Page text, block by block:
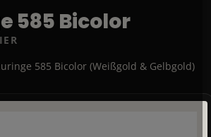
585 Bicolor
585 Bicolor (Weißgold & Gelbgold)